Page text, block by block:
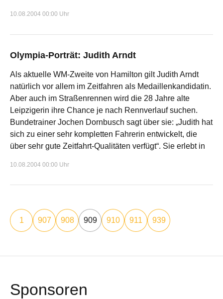
10.08.2004 00:00 Uhr
Olympia-Porträt: Judith Arndt
Als aktuelle WM-Zweite von Hamilton gilt Judith Arndt
natürlich vor allem im Zeitfahren als Medaillenkandidatin.
Aber auch im Straßenrennen wird die 28 Jahre alte
Leipzigerin ihre Chance je nach Rennverlauf suchen.
Bundetrainer Jochen Dornbusch sagt über sie: „Judith hat
sich zu einer sehr kompletten Fahrerin entwickelt, die
über sehr gute Zeitfahrt-Qualitäten verfügt“. Sie erlebt in
10.08.2004 00:00 Uhr
1 907 908 909 910 911 939
Sponsoren